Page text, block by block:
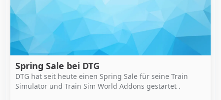
Spring Sale bei DTG
DTG hat seit heute einen Spring Sale für seine Train
Simulator und Train Sim World Addons gestartet .